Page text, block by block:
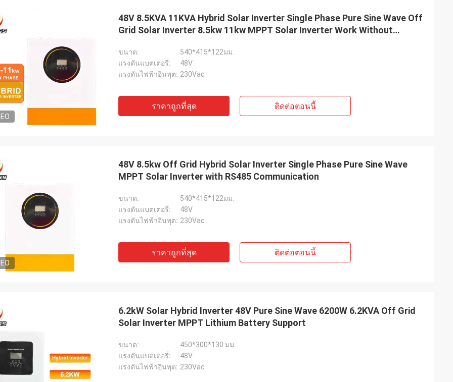
48V 8.5KVA 11KVA Hybrid Solar Inverter Single Phase Pure Sine Wave Off
Grid Solar Inverter 8.5kw 11kw MPPT Solar Inverter Work Without
ขนาด:
540*415*122มม.
แรงดันแบตเตอรี่:
48V
แรงดันไฟฟ้าอินพุต: 230Vac
ราคาถูกที่สุด ติดต่อตอนนี้
48V 8.5kw Off Grid Hybrid Solar Inverter Single Phase Pure Sine Wave
MPPT Solar Inverter with RS485 Communication
ขนาด:
540*415*122มม.
แรงดันแบตเตอรี่:
48V
แรงดันไฟฟ้าอินพุต: 230Vac
ราคาถูกที่สุด ติดต่อตอนนี้
6.2kW Solar Hybrid Inverter 48V Pure Sine Wave 6200W 6.2KVA Off Grid
Solar Inverter MPPT Lithium Battery Support
ขนาด:
450*300*130 มม.
แรงดันแบตเตอรี่:
48V
แรงดันไฟฟ้าอินพุต: 230Vac